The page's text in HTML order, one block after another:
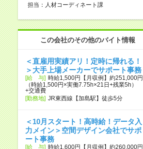
担当：人材コーディネート課
この会社のその他のバイト情報
＜直雇用実績アリ！定時に帰れる！
＞大手上場メーカーでサポート事務
[給 与] 時給1,500円【月収例】約251,000円
（時給1,500円×実働7.75h×21日+残業5h）
+交通費
[勤務地] JR東西線【加島駅】徒歩5分
＜10月スタート！高時給！データ入
力メイン＞空間デザイン会社でサポ
ート事務
[給 与] 時給1,600円【月収例】約260,000円